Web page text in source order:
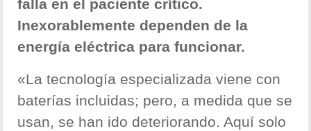
falla en el paciente crítico.
Inexorablemente dependen de la
energía eléctrica para funcionar.
«La tecnología especializada viene con
baterías incluidas; pero, a medida que se
usan, se han ido deteriorando. Aquí solo